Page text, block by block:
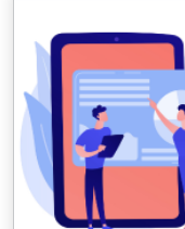
Fascicolo
Ginecologia e
Inclusione
Malattie rare
Medicina generale
Medico Medicina
Nefrologia e Dialisi